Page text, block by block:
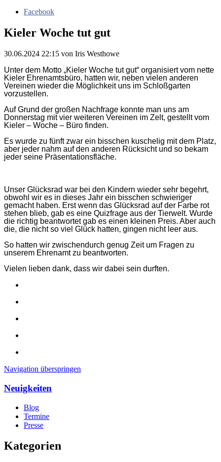
Facebook
Kieler Woche tut gut
30.06.2024 22:15 von Iris Westhowe
Unter dem Motto „Kieler Woche tut gut“ organisiert vom nette
Kieler Ehrenamtsbüro, hatten wir, neben vielen anderen
Vereinen wieder die Möglichkeit uns im Schloßgarten
vorzustellen.
Auf Grund der großen Nachfrage konnte man uns am
Donnerstag mit vier weiteren Vereinen im Zelt, gestellt vom
Kieler – Woche – Büro finden.
Es wurde zu fünft zwar ein bisschen kuschelig mit dem Platz,
aber jeder nahm auf den anderen Rücksicht und so bekam
jeder seine Präsentationsfläche.
Unser Glücksrad war bei den Kindern wieder sehr begehrt,
obwohl wir es in dieses Jahr ein bisschen schwieriger
gemacht haben. Erst wenn das Glücksrad auf der Farbe rot
stehen blieb, gab es eine Quizfrage aus der Tierwelt. Wurde
die richtig beantwortet gab es einen kleinen Preis. Aber auch
die, die nicht so viel Glück hatten, gingen nicht leer aus.
So hatten wir zwischendurch genug Zeit um Fragen zu
unserem Ehrenamt zu beantworten.
Vielen lieben dank, dass wir dabei sein durften.
Navigation überspringen
Neuigkeiten
Blog
Termine
Presse
Kategorien